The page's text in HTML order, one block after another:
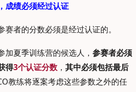
成绩必须经过认证
者的分数必须是经过认证的。
加夏季训练营的候选人， 参赛者必须
得3个认证分数 ， 其中必须包括最后
教练将逐案考虑这些参数之外的任